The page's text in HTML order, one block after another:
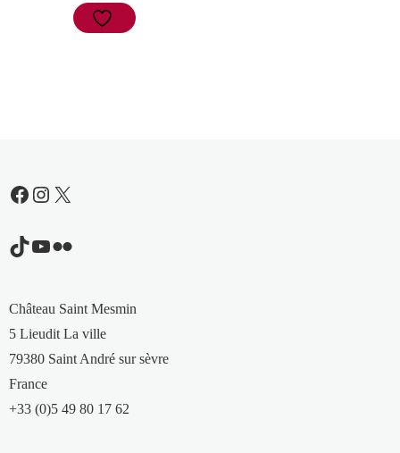
Facebook
Instagram
X
TikTok
YouTube
Flickr
Château Saint Mesmin
5 Lieudit La ville
79380 Saint André sur sèvre
France
+33 (0)5 49 80 17 62